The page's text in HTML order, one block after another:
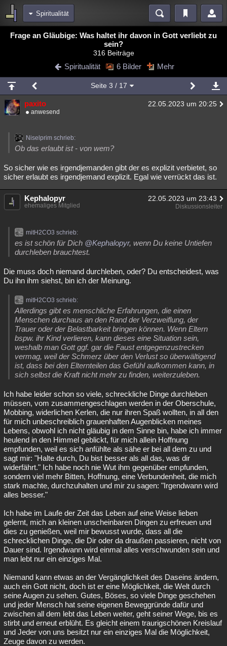
Spiritualität
Bereiche
Blogs
Neuigkeiten
meine Rubriken
Menschen Wissenschaft Politik Mystery Kriminalfälle
Spiritualität
Natur Umfragen
weitere Rubriken
Philosophie Träume Orte Esoterik Literatur
Astronomie Helpdesk Gruppen Gaming Filme
Musik Clash Verbesserungen English
Besucht Teilgenommen Alle Geschlossen
Frage an Gläubige: Was haltet ihr davon in Gott verliebt zu
sein?
316 Beiträge
Spiritualität 6 Bilder Mehr
Seite 3 / 17
paxito 22.05.2023 um 20:25
anwesend
Niselprim schrieb:
Ob das erlaubt ist - von wem?
So sicher wie es irgendjemanden gibt der es explizit verbietet, so
sicher erlaubt es irgendjemand explizit. Egal wie verrückt das ist.
Kephalopyr 22.05.2023 um 23:43
ehemaliges Mitglied Diskussionsleiter
mitH2CO3 schrieb:
es ist schön für Dich @Kephalopyr, wenn Du keine Untiefen
durchleben brauchtest.
Die muss doch niemand durchleben, oder? Du entscheidest, was
Du ihn ihm siehst, bin ich der Meinung.
mitH2CO3 schrieb:
Allerdings gibt es menschliche Erfahrungen, die einen
Menschen durchaus an den Rand der Verzweiflung, der
Trauer oder der Belastbarkeit bringen können. Wenn Eltern
bspw. ihr Kind verlieren, kann dieses eine Situation sein,
weshalb man Gott ggf. gar die Faust entgegenzustrecken
vermag, weil der Schmerz über den Verlust so überwältigend
ist, dass bei den Elternteilen das Gefühl aufkommen kann, in
sich selbst die Kraft nicht mehr zu finden, weiterzuleben.
Ich habe leider schon so viele, schreckliche Dinge durchleben
müssen, vom zusammengeschlagen werden in der Oberschule,
Mobbing, widerlichen Kerlen, die nur ihren Spaß wollten, in all den
für mich unbeschreiblich grauenhaften Augenblicken meines
Lebens, obwohl ich nicht gläubig in dem Sinne bin, habe ich immer
heulend in den Himmel geblickt, für mich allein Hoffnung
empfunden, weil es sich anfühlte als sähe er bei all dem zu und
sagt mir: "Halte durch, Du bist besser als all das, was dir
widerfährt." Ich habe noch nie Wut ihm gegenüber empfunden,
sondern viel mehr Bitten, Hoffnung, eine Verbundenheit, die mich
stark machte, durchzuhalten und mir zu sagen: "Irgendwann wird
alles besser."
Ich habe im Laufe der Zeit das Leben auf eine Weise lieben
gelernt, mich an kleinen unscheinbaren Dingen zu erfreuen und
dies zu genießen, weil mir bewusst wurde, dass all die
schrecklichen Dinge, die Dir oder da draußen passieren, nicht von
Dauer sind. Irgendwann wird einmal alles verschwunden sein und
man lebt nur ein einziges Mal.
Niemand kann etwas an der Vergänglichkeit des Daseins ändern,
auch ein Gott nicht, doch ist er eine Möglichkeit, die Welt durch
seine Augen zu sehen. Gutes, Böses, so viele Dinge geschehen
und jeder Mensch hat seine eigenen Beweggründe dafür und
zwischen all dem lebt das Leben weiter, geht seiner Wege, bis es
stirbt und erneut erblüht. Es gleicht einem traurigschönen Kreislauf
und Jeder von uns besitzt nur ein einziges Mal die Möglichkeit,
Zeuge davon zu werden.